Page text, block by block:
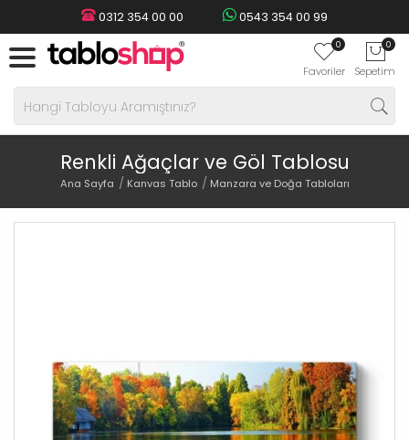
0312 354 00 00 0543 354 00 99
0
Favoriler
0
Sepetim
Renkli Ağaçlar ve Göl Tablosu
Ana Sayfa Kanvas Tablo Manzara ve Doğa Tabloları